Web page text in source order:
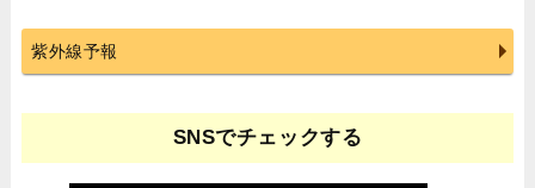
紫外線予報
SNSでチェックする